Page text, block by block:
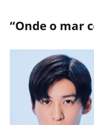
“Onde o mar